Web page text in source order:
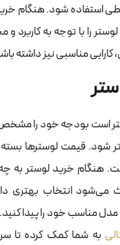
استفاده شود. هنگام
را با توجه به
کارایی مناسبی نیز داشته
است بودجه خود را
شود. قیمت لوسترها
هنگام خرید لوستر به
می‌شود انتخاب بهتری
مدل مناسب خود را پیدا
به شما کمک کرده تا